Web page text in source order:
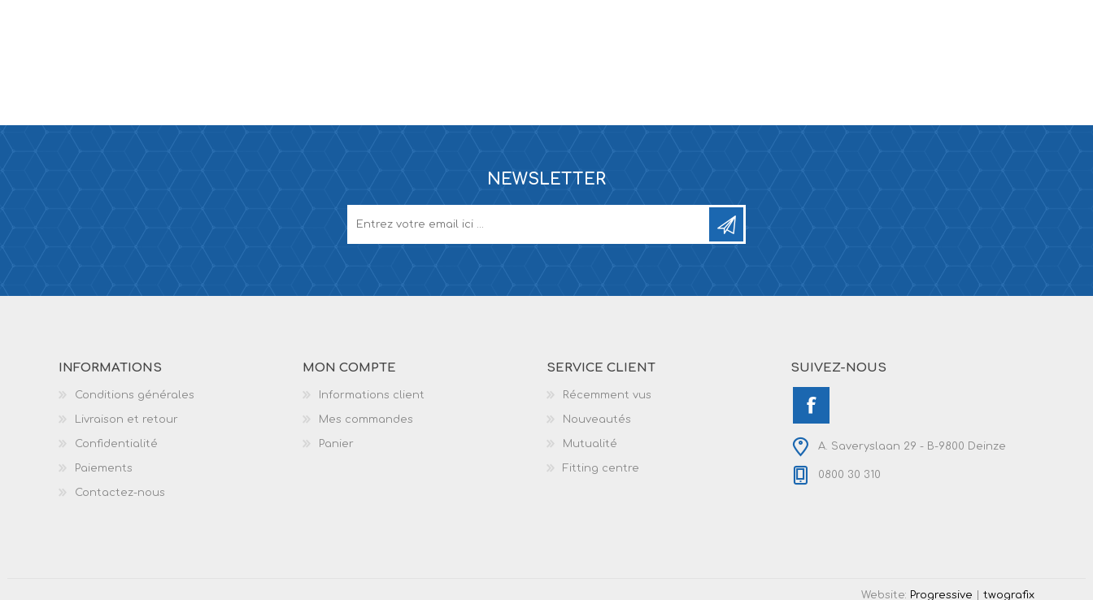
NEWSLETTER
INFORMATIONS
Conditions générales
Livraison et retour
Confidentialité
Paiements
Contactez-nous
MON COMPTE
Informations client
Mes commandes
Panier
SERVICE CLIENT
Récemment vus
Nouveautés
Mutualité
Fitting centre
SUIVEZ-NOUS
A. Saveryslaan 29 - B-9800 Deinze
0800 30 310
Website: Progressive twografix